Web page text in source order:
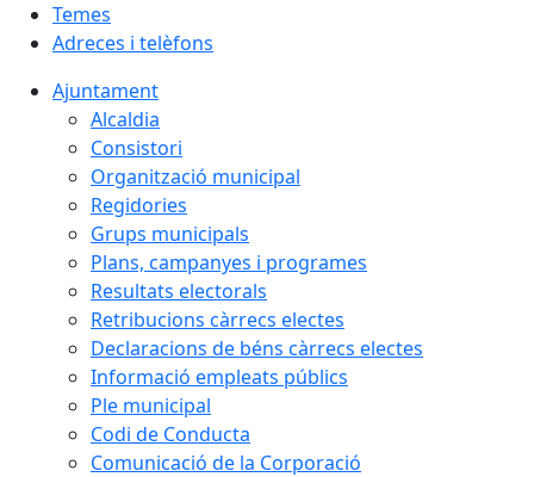
Temes
Adreces i telèfons
Ajuntament
Alcaldia
Consistori
Organització municipal
Regidories
Grups municipals
Plans, campanyes i programes
Resultats electorals
Retribucions càrrecs electes
Declaracions de béns càrrecs electes
Informació empleats públics
Ple municipal
Codi de Conducta
Comunicació de la Corporació